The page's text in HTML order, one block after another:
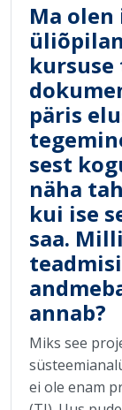
Ma
päris
sest
näha
kui ise
saa.
annab?
Miks see
ei ole enam